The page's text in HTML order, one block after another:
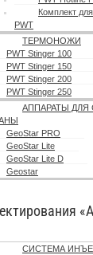
Комплект
PWT
ТЕРМОНОЖИ
PWT Stinger 100
PWT Stinger 150
PWT Stinger 200
PWT Stinger 250
АППАРАТЫ ДЛЯ
GeoStar PRO
GeoStar Lite
GeoStar Lite D
Geostar
СИСТЕМА